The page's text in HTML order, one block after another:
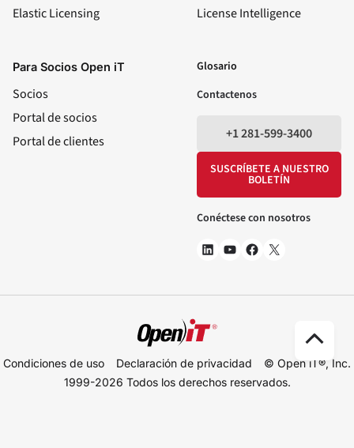
Elastic Licensing
License Intelligence
Para Socios Open iT
Socios
Portal de socios
Portal de clientes
Glosario
Contactenos
+1 281-599-3400
SUSCRÍBETE A NUESTRO
BOLETÍN
Conéctese con nosotros
Condiciones de uso Declaración de privacidad
© Open iT®, Inc.
1999-2026 Todos los derechos reservados.
Ir